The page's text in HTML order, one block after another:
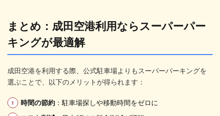
まとめ：成田空港利用ならスーパーパー
キングが最適解
成田空港を利用する際、公式駐車場よりもスーパーパーキングを
選ぶことで、以下のメリットが得られます：
時間の節約 ：駐車場探しや移動時間をゼロに